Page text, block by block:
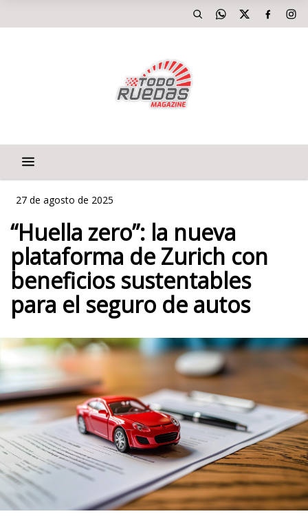
27 de agosto de 2025
“Huella zero”: la nueva
plataforma de Zurich con
beneficios sustentables
para el seguro de autos